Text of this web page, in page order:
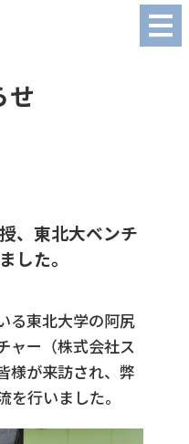
せ
、東北大ベンチ
した。
る東北大学の阿尻
ャー（株式会社ス
様が来訪され、弊
を行いました。